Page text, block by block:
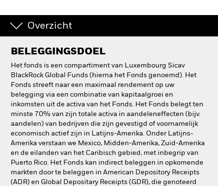
Overzicht
BELEGGINGSDOEL
Het fonds is een compartiment van Luxembourg Sicav
BlackRock Global Funds (hierna het Fonds genoemd). Het
Fonds streeft naar een maximaal rendement op uw
belegging via een combinatie van kapitaalgroei en
inkomsten uit de activa van het Fonds. Het Fonds belegt ten
minste 70% van zijn totale activa in aandeleneffecten (bijv.
aandelen) van bedrijven die zijn gevestigd of voornamelijk
economisch actief zijn in Latijns-Amerika. Onder Latijns-
Amerika verstaan we Mexico, Midden-Amerika, Zuid-Amerika
en de eilanden van het Caribisch gebied, met inbegrip van
Puerto Rico. Het Fonds kan indirect beleggen in opkomende
markten door te beleggen in American Depository Receipts
(ADR) en Global Depositary Receipts (GDR), die genoteerd